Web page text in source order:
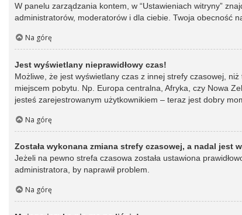
W panelu zarządzania kontem, w “Ustawieniach witryny”
administratorów, moderatorów i dla ciebie. Twoja obecność
Na górę
Jest wyświetlany nieprawidłowy czas!
Możliwe, że jest wyświetlany czas z innej strefy czasowej,
miejscem pobytu. Np. Europa centralna, Afryka, czy Nowa
jesteś zarejestrowanym użytkownikiem – teraz jest dobry
Na górę
Została wykonana zmiana strefy czasowej, a nadal jest
Jeżeli na pewno strefa czasowa została ustawiona
administratora, by naprawił problem.
Na górę